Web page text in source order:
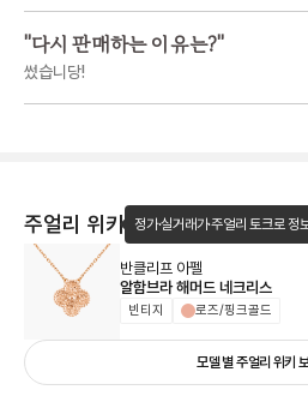
"다시 판매하는 이유는?"
썼습니당!
주얼리 위키 정가·실거래가·주얼리 토크로 정
반클리프 아펠
알함브라 해머드 네크리스
빈티지 로즈/핑크골드
모델 별 주얼리 위키